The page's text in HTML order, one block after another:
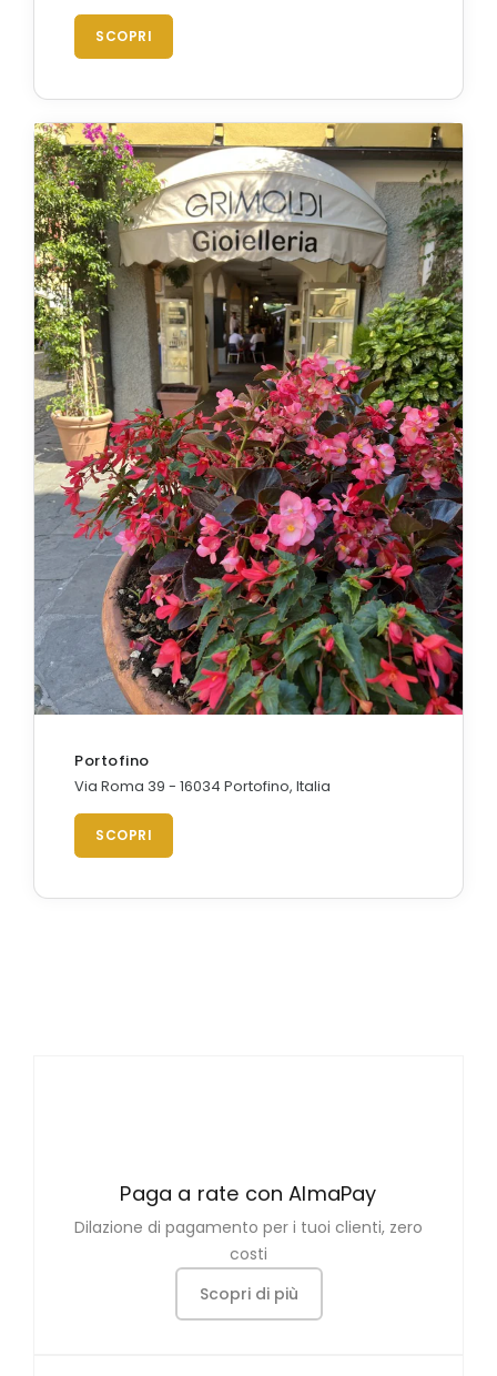
SCOPRI
Portofino
Via Roma 39 - 16034 Portofino, Italia
SCOPRI
Paga a rate con AlmaPay
Dilazione di pagamento per i tuoi clienti, zero
costi
Scopri di più